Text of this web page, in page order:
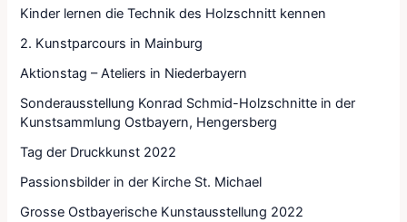
Kinder lernen die Technik des Holzschnitt kennen
2. Kunstparcours in Mainburg
Aktionstag – Ateliers in Niederbayern
Sonderausstellung Konrad Schmid-Holzschnitte in der
Kunstsammlung Ostbayern, Hengersberg
Tag der Druckkunst 2022
Passionsbilder in der Kirche St. Michael
Grosse Ostbayerische Kunstausstellung 2022